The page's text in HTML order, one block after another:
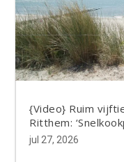
{Video} Ruim
Ritthem:
jul 27, 2026